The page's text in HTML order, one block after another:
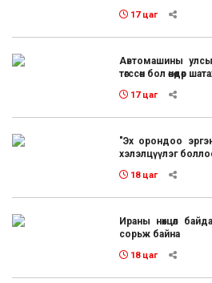
17 цаг
Автомашины
төгссөн бол өнөөдөр
17 цаг
"Эх орондоо
хэлэлцүүлэг
18 цаг
Ираны нөхцөл
сорьж байна
18 цаг